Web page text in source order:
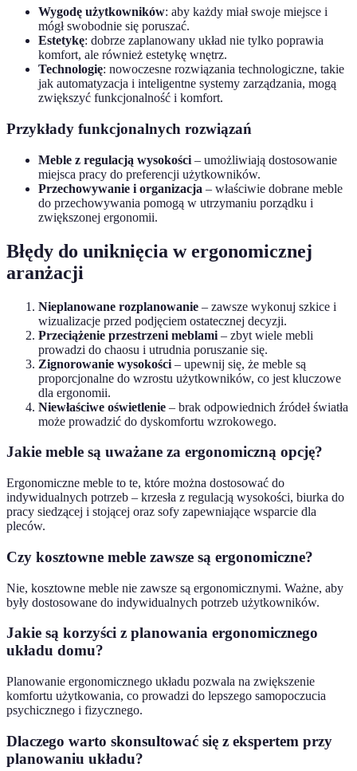
Wygodę użytkowników: aby każdy miał swoje miejsce i
mógł swobodnie się poruszać.
Estetykę: dobrze zaplanowany układ nie tylko poprawia
komfort, ale również estetykę wnętrz.
Technologię: nowoczesne rozwiązania technologiczne, takie
jak automatyzacja i inteligentne systemy zarządzania, mogą
zwiększyć funkcjonalność i komfort.
Przykłady funkcjonalnych rozwiązań
Meble z regulacją wysokości – umożliwiają dostosowanie
miejsca pracy do preferencji użytkowników.
Przechowywanie i organizacja – właściwie dobrane meble
do przechowywania pomogą w utrzymaniu porządku i
zwiększonej ergonomii.
Błędy do uniknięcia w ergonomicznej
aranżacji
Nieplanowane rozplanowanie – zawsze wykonuj szkice i
wizualizacje przed podjęciem ostatecznej decyzji.
Przeciążenie przestrzeni meblami – zbyt wiele mebli
prowadzi do chaosu i utrudnia poruszanie się.
Zignorowanie wysokości – upewnij się, że meble są
proporcjonalne do wzrostu użytkowników, co jest kluczowe
dla ergonomii.
Niewłaściwe oświetlenie – brak odpowiednich źródeł światła
może prowadzić do dyskomfortu wzrokowego.
Jakie meble są uważane za ergonomiczną opcję?
Ergonomiczne meble to te, które można dostosować do
indywidualnych potrzeb – krzesła z regulacją wysokości, biurka do
pracy siedzącej i stojącej oraz sofy zapewniające wsparcie dla
pleców.
Czy kosztowne meble zawsze są ergonomiczne?
Nie, kosztowne meble nie zawsze są ergonomicznymi. Ważne, aby
były dostosowane do indywidualnych potrzeb użytkowników.
Jakie są korzyści z planowania ergonomicznego
układu domu?
Planowanie ergonomicznego układu pozwala na zwiększenie
komfortu użytkowania, co prowadzi do lepszego samopoczucia
psychicznego i fizycznego.
Dlaczego warto skonsultować się z ekspertem przy
planowaniu układu?